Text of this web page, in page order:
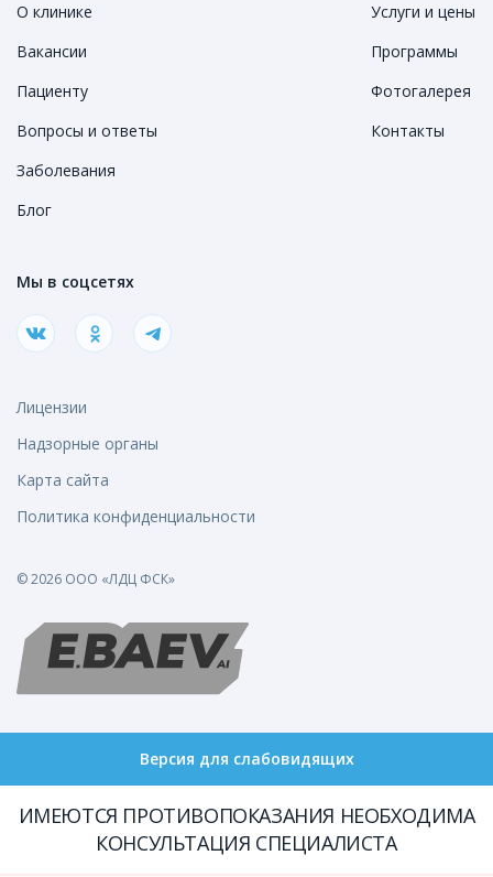
О клинике
Вакансии
Пациенту
Вопросы и ответы
Заболевания
Блог
Услуги и цены
Программы
Фотогалерея
Контакты
Мы в соцсетях
Лицензии
Надзорные органы
Карта сайта
Политика конфиденциальности
© 2026 ООО «ЛДЦ ФСК»
Версия для слабовидящих
ИМЕЮТСЯ ПРОТИВОПОКАЗАНИЯ НЕОБХОДИМА
КОНСУЛЬТАЦИЯ СПЕЦИАЛИСТА